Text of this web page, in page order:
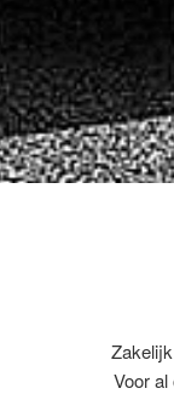
Voor al